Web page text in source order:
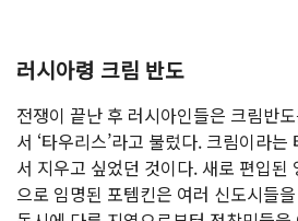
러시아령 크림 반도
전쟁이 끝난 후 러시아인들은 크림반
서 ‘타우리스’라고 불렀다. 크림이라
서 지우고 싶었던 것이다. 새로 편입된
으로 임명된 포템킨은 여러 신도시들